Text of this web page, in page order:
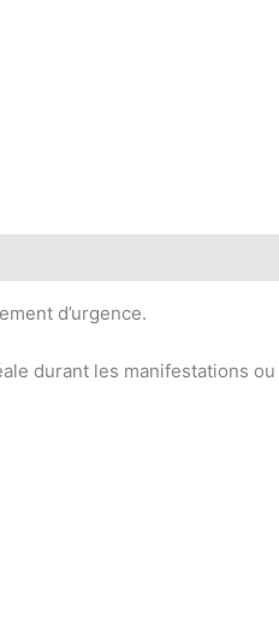
d’urgence.
durant les manifestations